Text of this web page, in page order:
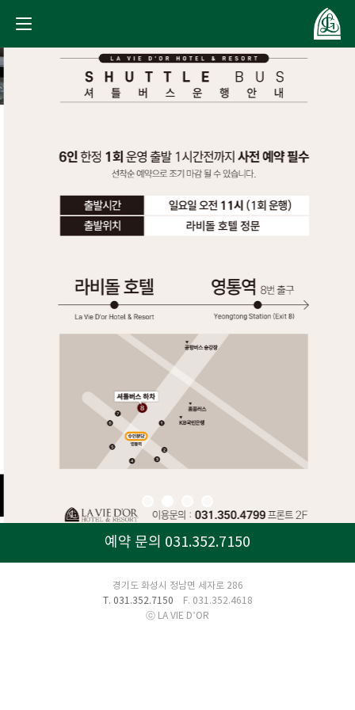
예약 문의 031.352.7150
경기도 화성시 정남면 세자로 286
T. 031.352.7150 F. 031.352.4618
ⓒ LA VIE D’OR